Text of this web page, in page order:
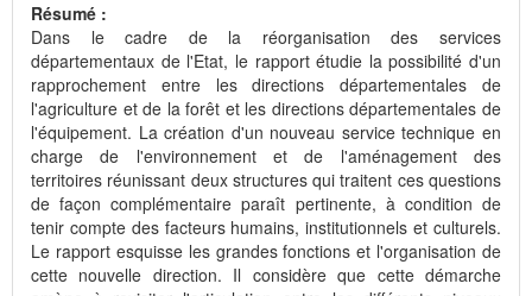
Résumé :
Dans le cadre de la réorganisation des services
départementaux de l'Etat, le rapport étudie la possibilité d'un
rapprochement entre les directions départementales de
l'agriculture et de la forêt et les directions départementales de
l'équipement. La création d'un nouveau service technique en
charge de l'environnement et de l'aménagement des
territoires réunissant deux structures qui traitent ces questions
de façon complémentaire paraît pertinente, à condition de
tenir compte des facteurs humains, institutionnels et culturels.
Le rapport esquisse les grandes fonctions et l'organisation de
cette nouvelle direction. Il considère que cette démarche